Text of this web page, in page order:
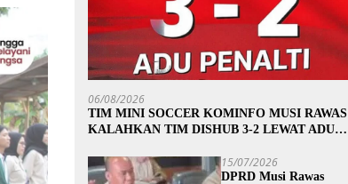
06/08/2026
TIM MINI SOCCER KOMINFO MUSI RAWAS
KALAHKAN TIM DISHUB 3-2 LEWAT ADU
15/07/2026
DPRD Musi Rawas